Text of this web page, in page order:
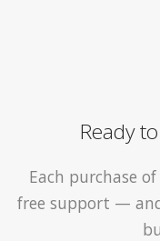
Ready
Each purchase
free support —